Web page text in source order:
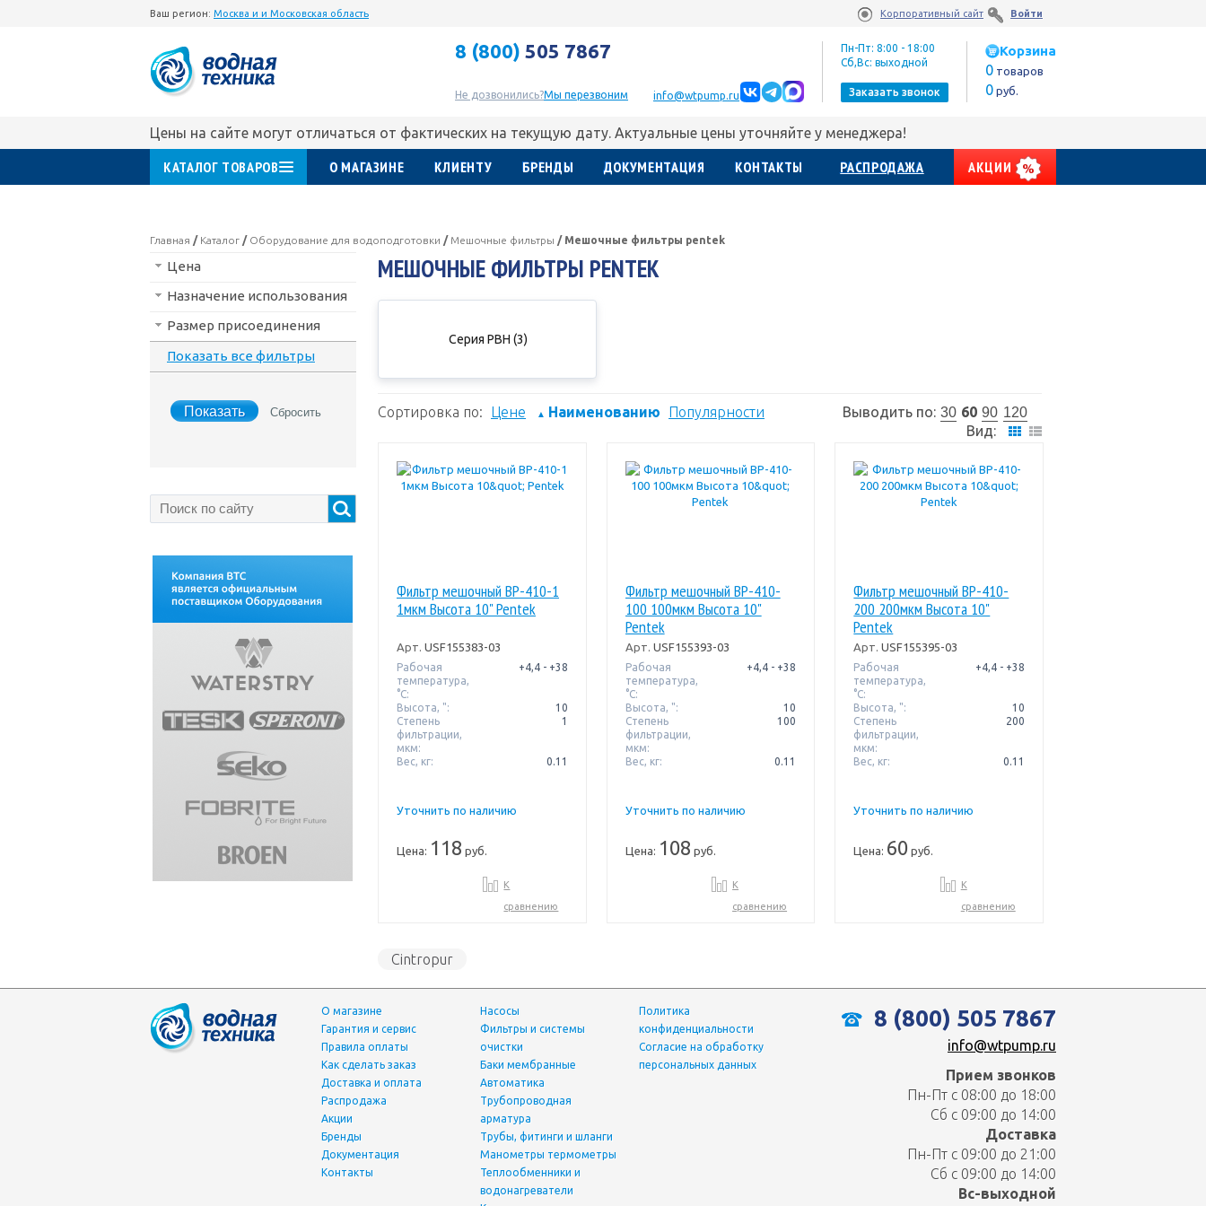
Ваш регион: Москва и и Московская область Корпоративный сайт Войти
8 (800) 505 7867
Не дозвонились?Мы перезвоним info@wtpump.ru
Пн-Пт: 8:00 - 18:00
Сб,Вс: выходной
Заказать звонок
Корзина
0 товаров
0 руб.
Цены на сайте могут отличаться от фактических на текущую дату. Актуальные цены уточняйте у менеджера!
КАТАЛОГ ТОВАРОВ О МАГАЗИНЕ КЛИЕНТУ БРЕНДЫ ДОКУМЕНТАЦИЯ КОНТАКТЫ РАСПРОДАЖА АКЦИИ
Главная / Каталог / Оборудование для водоподготовки / Мешочные фильтры / Мешочные фильтры pentek
Цена
Назначение использования
Размер присоединения
Показать все фильтры
МЕШОЧНЫЕ ФИЛЬТРЫ PENTEK
Серия PBH (3)
Сортировка по: Цене ▲ Наименованию Популярности Выводить по: 30 60 90 120
Вид:
Фильтр мешочный BP-410-1
1мкм Высота 10" Pentek
Арт. USF155383-03
Рабочая
температура,
°C:
+4,4 - +38
Высота, ":
10
Степень
фильтрации,
мкм:
1
Вес, кг: 0.11
Уточнить по наличию
Цена: 118 руб.
К
сравнению
Фильтр мешочный BP-410-
100 100мкм Высота 10"
Pentek
Арт. USF155393-03
Рабочая
температура,
°C:
+4,4 - +38
Высота, ":
10
Степень
фильтрации,
мкм:
100
Вес, кг: 0.11
Уточнить по наличию
Цена: 108 руб.
К
сравнению
Фильтр мешочный BP-410-
200 200мкм Высота 10"
Pentek
Арт. USF155395-03
Рабочая
температура,
°C:
+4,4 - +38
Высота, ":
10
Степень
фильтрации,
мкм:
200
Вес, кг: 0.11
Уточнить по наличию
Цена: 60 руб.
К
сравнению
Cintropur
О магазине
Гарантия и сервис
Правила оплаты
Как сделать заказ
Доставка и оплата
Распродажа
Акции
Бренды
Документация
Контакты
Насосы
фильтры и системы
очистки
Баки мембранные
Автоматика
трубопроводная
арматура
трубы, фитинги и шланги
манометры термометры
теплообменники и
водонагреватели
Политика
конфиденциальности
Согласие на обработку
персональных данных
8 (800) 505 7867
info@wtpump.ru
Прием звонков
Пн-Пт с 08:00 до 18:00
Сб с 09:00 до 14:00
Доставка
Пн-Пт с 09:00 до 21:00
Сб с 09:00 до 14:00
Вс-выходной